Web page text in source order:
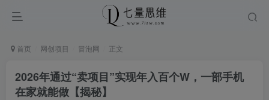
首页 网创项目 冒泡网 正文
2026年通过“卖项目”实现年入百个W，一部手机
在家就能做【揭秘】